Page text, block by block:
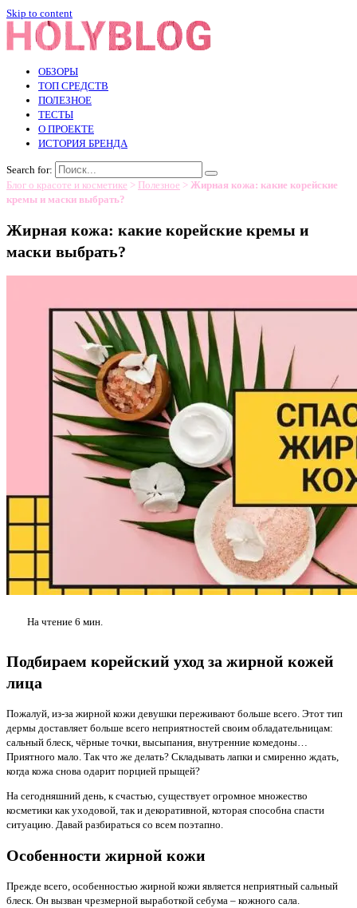
Skip to content
ОБЗОРЫ
ТОП СРЕДСТВ
ПОЛЕЗНОЕ
ТЕСТЫ
О ПРОЕКТЕ
ИСТОРИЯ БРЕНДА
Search for:
Блог о красоте и косметике > Полезное > Жирная кожа: какие корейские
кремы и маски выбрать?
Жирная кожа: какие корейские кремы и
маски выбрать?
На чтение 6 мин.
Подбираем корейский уход за жирной кожей
лица
Пожалуй, из-за жирной кожи девушки переживают больше всего. Этот тип
дермы доставляет больше всего неприятностей своим обладательницам:
сальный блеск, чёрные точки, высыпания, внутренние комедоны…
Приятного мало. Так что же делать? Складывать лапки и смиренно ждать,
когда кожа снова одарит порцией прыщей?
На сегодняшний день, к счастью, существует огромное множество
косметики как уходовой, так и декоративной, которая способна спасти
ситуацию. Давай разбираться со всем поэтапно.
Особенности жирной кожи
Прежде всего, особенностью жирной кожи является неприятный сальный
блеск. Он вызван чрезмерной выработкой себума – кожного сала.